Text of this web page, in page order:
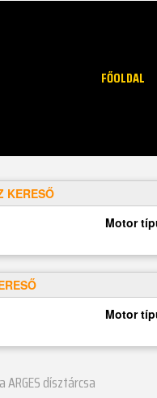
FŐOLDAL
KERESŐ
Motor
Motor
ARGES dísztárcsa